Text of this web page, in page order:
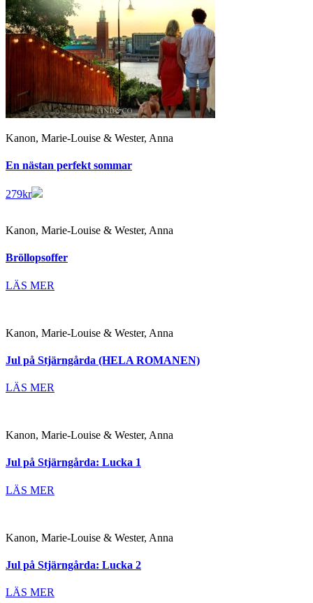
Kanon, Marie-Louise & Wester, Anna
En nästan perfekt sommar
279kr
Kanon, Marie-Louise & Wester, Anna
Bröllopsoffer
LÄS MER
Kanon, Marie-Louise & Wester, Anna
Jul på Stjärngårda (HELA ROMANEN)
LÄS MER
Kanon, Marie-Louise & Wester, Anna
Jul på Stjärngårda: Lucka 1
LÄS MER
Kanon, Marie-Louise & Wester, Anna
Jul på Stjärngårda: Lucka 2
LÄS MER